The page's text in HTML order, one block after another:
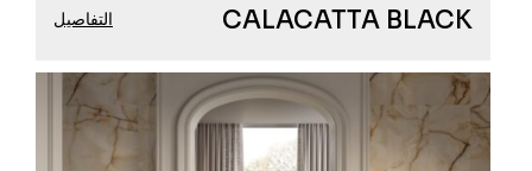
CALACATTA BLACK التفاصيل